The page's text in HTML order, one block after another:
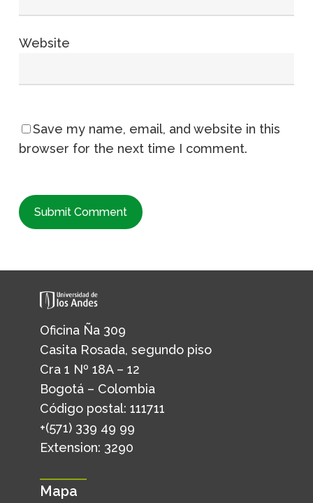
Website
Save my name, email, and website in this
browser for the next time I comment.
Oficina Ña 309
Casita Rosada, segundo piso
Cra 1 Nº 18A – 12
Bogotá – Colombia
Código postal: 111711
+(571) 339 49 99
Extension: 3290
Mapa